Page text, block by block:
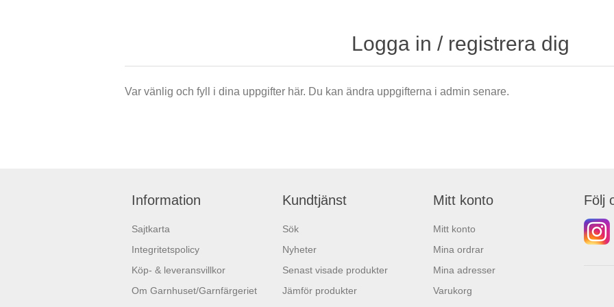
Logga in / registrera dig
Var vänlig och fyll i dina uppgifter här. Du kan ändra uppgifterna i admin senare.
Information
Sajtkarta
Integritetspolicy
Köp- & leveransvillkor
Om Garnhuset/Garnfärgeriet
Kundtjänst
Sök
Nyheter
Senast visade produkter
Jämför produkter
Mitt konto
Mitt konto
Mina ordrar
Mina adresser
Varukorg
Följ